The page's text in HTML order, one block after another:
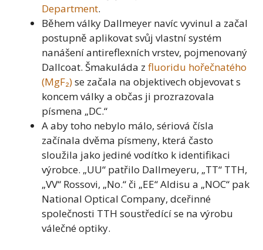
Department.
Během války Dallmeyer navíc vyvinul a začal
postupně aplikovat svůj vlastní systém
nanášení antireflexních vrstev, pojmenovaný
Dallcoat. Šmakuláda z fluoridu hořečnatého
(MgF₂)se začala na objektivech objevovat s
koncem války a občas ji prozrazovala
písmena „DC.“
A aby toho nebylo málo, sériová čísla
začínala dvěma písmeny, která často
sloužila jako jediné vodítko k identifikaci
výrobce. „UU“ patřilo Dallmeyeru, „TT“ TTH,
„VV“ Rossovi, „No.“ či „EE“ Aldisu a „NOC“ pak
National Optical Company, dceřinné
společnosti TTH soustředící se na výrobu
válečné optiky.